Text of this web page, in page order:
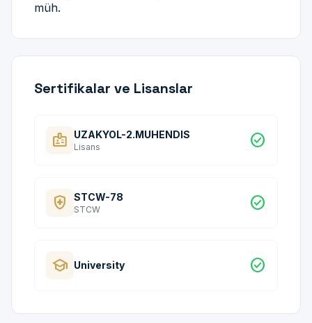
müh.
Sertifikalar ve Lisanslar
badge UZAKYOL-2.MUHENDIS
Lisans check_circle
health_and_safety STCW-78
STCW check_circle
school University check_circle